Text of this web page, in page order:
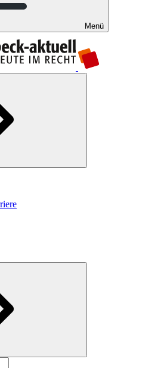
Menü